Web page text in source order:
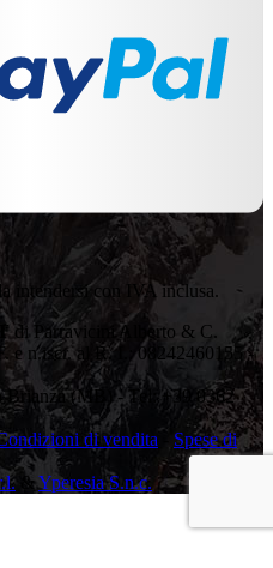
intendersi con IVA inclusa.
di Parravicini Alberto & C.
e n.iscr. al R. I.: 08242460155 -
Brianza (MB) - Tel: +39 0362
di vendita
Spese di
&Yperesia S.n.c.